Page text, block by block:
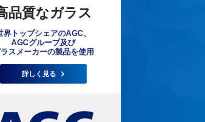
品質なガラス
界トップシェアのAGC、
AGCグループ及び
スメーカーの製品を使用
詳しく見る